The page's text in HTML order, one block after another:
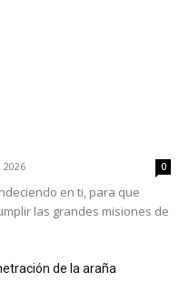
0
en ti, para que
las grandes misiones de
de la araña